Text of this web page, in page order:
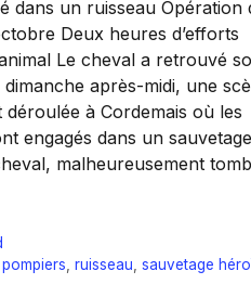
dans un ruisseau Opération
Deux heures d’efforts
Le cheval a retrouvé
après-midi, une
déroulée à Cordemais où les
engagés dans un sauvetage
malheureusement
pompiers ruisseau sauvetage